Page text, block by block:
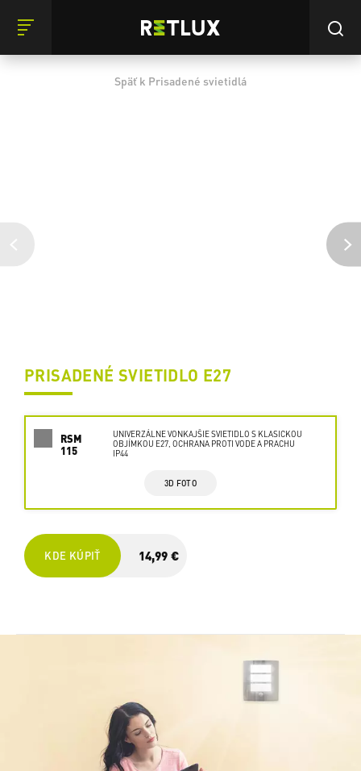
Späť k Prisadené svietidlá
PRISADENÉ SVIETIDLO E27
RSM
115
UNIVERZÁLNE VONKAJŠIE SVIETIDLO S KLASICKOU
OBJÍMKOU E27, OCHRANA PROTI VODE A PRACHU
IP44
3D FOTO
KDE KÚPIŤ 14,99 €